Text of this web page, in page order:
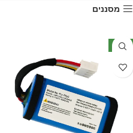
מסננים
חדש